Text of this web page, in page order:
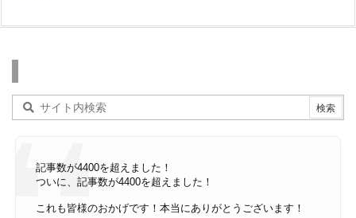
記事数が4400を超えました！
ついに、記事数が4400を超えました！
これも皆様のおかげです！本当にありがとうございます！